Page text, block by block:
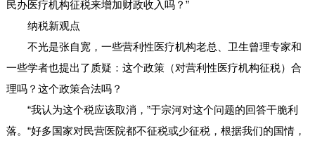
民办医疗机构征税来增加财政收入吗？”
纳税新观点
不光是张自宽，一些营利性医疗机构老总、卫生曾理专家和
一些学者也提出了质疑：这个政策（对营利性医疗机构征税）合
理吗？这个政策合法吗？
“我认为这个税应该取消，”于宗河对这个问题的回答干脆利
落。“好多国家对民营医院都不征税或少征税，根据我们的国情，